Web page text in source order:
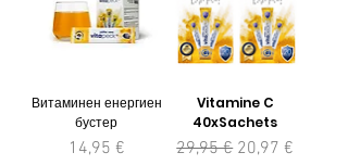
Витаминен енергиен
бустер
Цена
14,95 €
Vitamine C
40xSachets
Редовна цена
29,95 € Продажна цена
20,97 €